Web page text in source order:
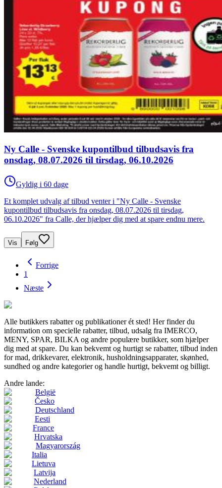
Ny Calle - Svenske kupontilbud tilbudsavis fra
onsdag, 08.07.2026 til tirsdag, 06.10.2026
Gyldig i 60 dage
Et komplet udvalg af tilbud venter i "Ny Calle - Svenske
kupontilbud tilbudsavis fra onsdag, 08.07.2026 til tirsdag,
06.10.2026" fra Calle, der hjælper dig med at spare endnu mere.
Vis Følg
Forrige
1
Næste
Alle butikkers rabatter og publikationer ét sted! Her finder du
information om specielle rabatter, tilbud, udsalg fra IMERCO,
MENY, SPAR, BILKA og andre populære butikker, som hjælper
dig med at spare. Du kan bekvemt og hurtigt se rabatter, tilbud inden
for mad, drikkevarer, elektronik, husholdningsapparater, skønhed,
sundhed og andre kategorier og handle hurtigt, bekvemt og billigt.
Andre lande:
België
Česko
Deutschland
Eesti
France
Hrvatska
Magyarország
Italia
Lietuva
Latvija
Nederland